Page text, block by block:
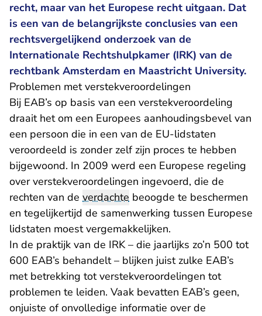
recht, maar van het Europese recht uitgaan. Dat
is een van de belangrijkste conclusies van een
rechtsvergelijkend onderzoek van de
Internationale Rechtshulpkamer (IRK) van de
rechtbank Amsterdam en Maastricht University.
Problemen met verstekveroordelingen
Bij EAB’s op basis van een verstekveroordeling
draait het om een Europees aanhoudingsbevel van
een persoon die in een van de EU-lidstaten
veroordeeld is zonder zelf zijn proces te hebben
bijgewoond. In 2009 werd een Europese regeling
over verstekveroordelingen ingevoerd, die de
rechten van de verdachte beoogde te beschermen
en tegelijkertijd de samenwerking tussen Europese
lidstaten moest vergemakkelijken.
In de praktijk van de IRK – die jaarlijks zo’n 500 tot
600 EAB’s behandelt – blijken juist zulke EAB’s
met betrekking tot verstekveroordelingen tot
problemen te leiden. Vaak bevatten EAB’s geen,
onjuiste of onvolledige informatie over de